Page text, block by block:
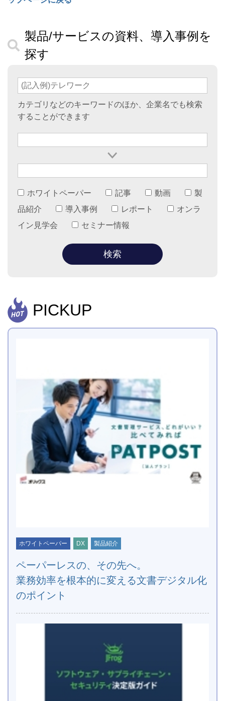
製品/サービスの資料、導入事例を
探す
カテゴリなどのキーワードのほか、企業名でも検索
することができます
ホワイトペーパー 記事 動画
製
品紹介
導入事例 レポート
オンラ
イン見学会
セミナー情報
PICKUP
ホワイトペーパー DX 製品紹介
ペーパーレスの、その先へ。
業務効率を根本的に変える文書デジタル化
のポイント